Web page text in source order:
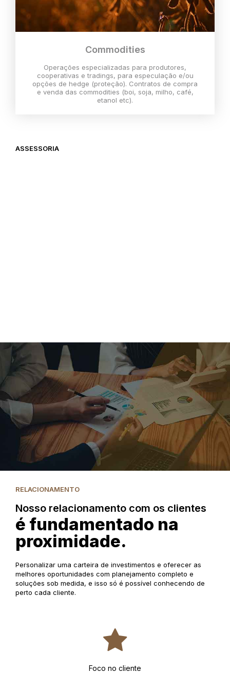
Commodities
Operações especializadas para produtores,
cooperativas e tradings, para especulação e/ou
opções de hedge (proteção). Contratos de compra
e venda das commodities (boi, soja, milho, café,
etanol etc).
ASSESSORIA
RELACIONAMENTO
Nosso relacionamento com os clientes
é fundamentado na
proximidade.
Personalizar uma carteira de investimentos e oferecer as
melhores oportunidades com planejamento completo e
soluções sob medida, e isso só é possível conhecendo de
perto cada cliente.
Foco no cliente